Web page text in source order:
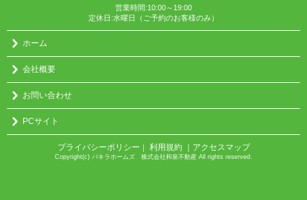
営業時間:10:00～19:00
定休日:水曜日（ご予約のお客様のみ）
ホーム
会社概要
お問い合わせ
PCサイト
プライバシーポリシー ｜ 利用規約 ｜アクセスマップ
Copyright(c) パキラホームズ 株式会社和泉不動産 All rights reserved.